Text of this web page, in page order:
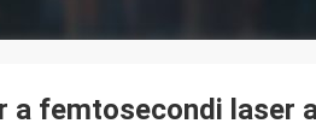
a femtosecondi laser